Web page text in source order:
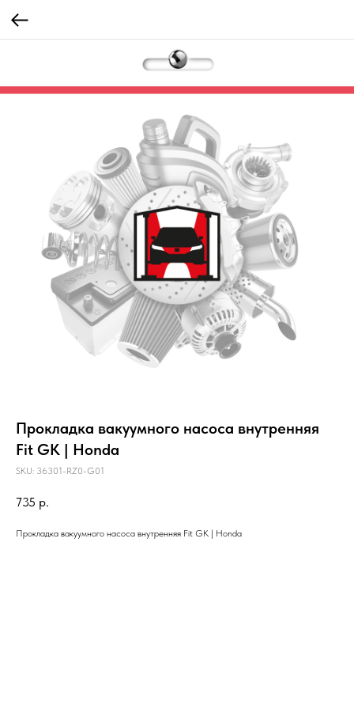
Прокладка вакуумного насоса внутренняя
Fit GK | Honda
SKU: 36301-RZ0-G01
735 р.
Прокладка вакуумного насоса внутренняя Fit GK | Honda